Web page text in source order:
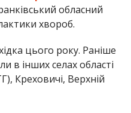
обласний
хвороб.
цього року. Раніше
в інших селах області
Креховичі, Верхній